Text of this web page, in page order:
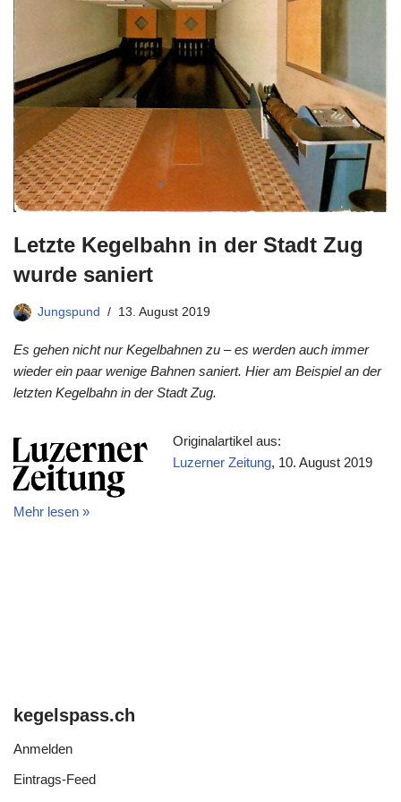
Letzte Kegelbahn in der Stadt Zug
wurde saniert
Jungspund 13. August 2019
Es gehen nicht nur Kegelbahnen zu – es werden auch immer
wieder ein paar wenige Bahnen saniert. Hier am Beispiel an der
letzten Kegelbahn in der Stadt Zug.
Originalartikel aus:
Luzerner Zeitung, 10. August 2019
Mehr lesen »
kegelspass.ch
Anmelden
Eintrags-Feed